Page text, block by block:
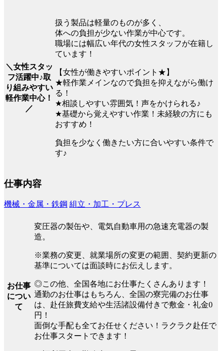
＼女性スタッ
フ活躍中♪取
り組みやすい
軽作業中心！
／
扱う製品は軽量のものが多く、
体への負担が少ない作業が中心です。
職場には幅広い年代の女性スタッフが在籍し
ています！
【女性が働きやすいポイント★】
★軽作業メインなので負担を抑えながら働け
る！
★相談しやすい雰囲気！声をかけられる♪
★基礎から覚えやすい作業！未経験の方にも
おすすめ！
負担を少なく働きたい方に合いやすい条件で
す♪
仕事内容
機械・金属・鉄鋼 組立・加工・プレス
お仕事
につい
て
変圧器の製缶や、電気自動車用の急速充電器の製
造。
※業務の変更、就業場所の変更の範囲、契約更新の
基準については面談時にお伝えします。
◎この他、全国各地にお仕事たくさんあります！
通勤のお仕事はもちろん、全国の寮完備のお仕事
は、赴任旅費支給や生活諸設備付きで敷金・礼金0
円！
面倒な手配も全てお任せください！ラクラク赴任で
お仕事スタートできます！